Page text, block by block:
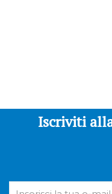
Iscriviti